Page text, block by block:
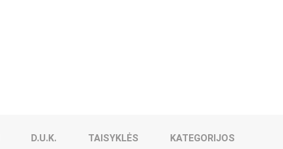
D.U.K. TAISYKLĖS KATEGORIJOS